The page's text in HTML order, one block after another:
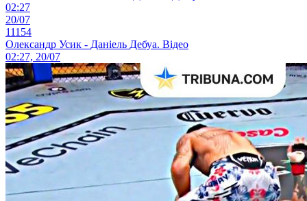
02:27
20/07
11154
Олександр Усик - Даніель Дебуа. Відео
02:27, 20/07